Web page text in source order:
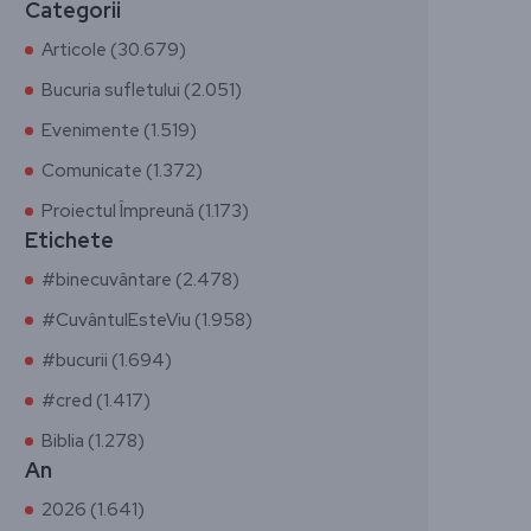
Categorii
Articole (30.679)
Bucuria sufletului (2.051)
Evenimente (1.519)
Comunicate (1.372)
Proiectul Împreună (1.173)
Etichete
#binecuvântare (2.478)
#CuvântulEsteViu (1.958)
#bucurii (1.694)
#cred (1.417)
Biblia (1.278)
An
2026 (1.641)